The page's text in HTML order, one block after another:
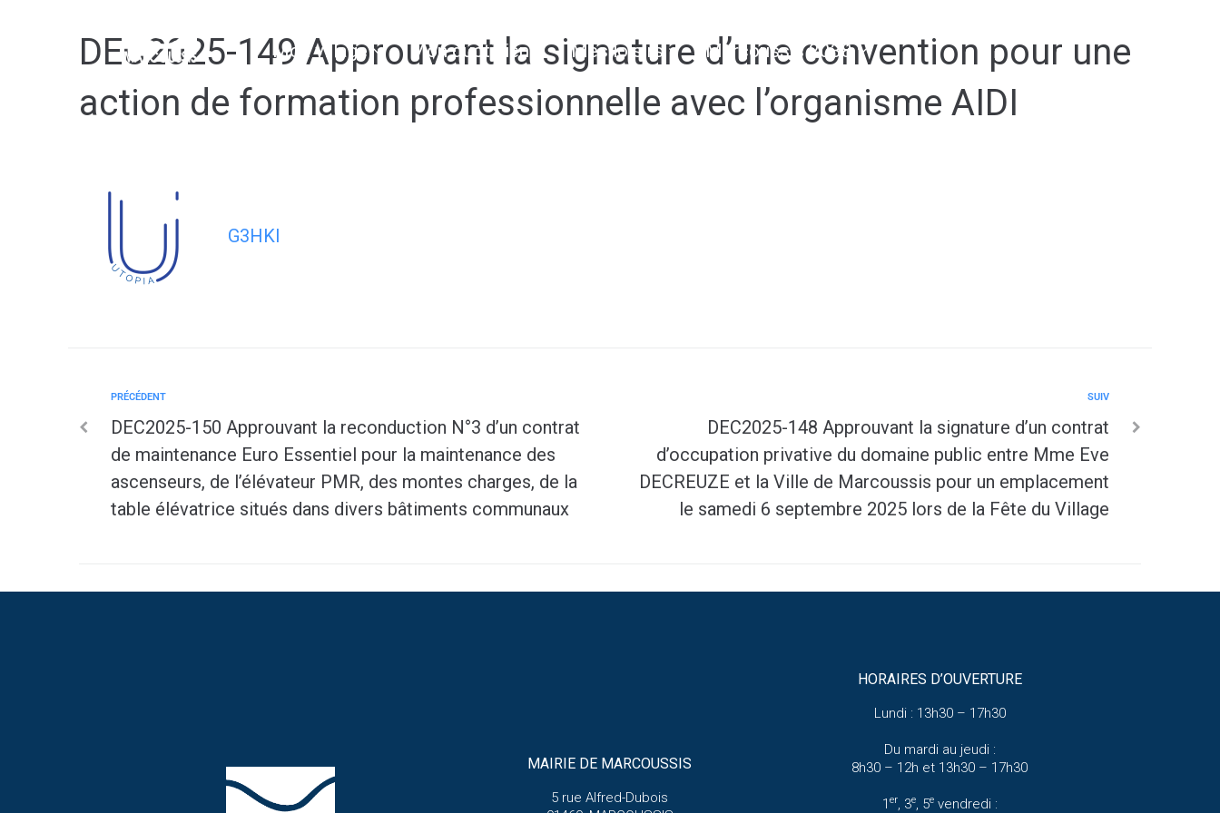
Mon village Mon quotidien Mes loisirs Marcoussis 2038
DEC2025-149 Approuvant la signature d’une convention pour une
action de formation professionnelle avec l’organisme AIDI
G3HKI
PRÉCÉDENT
DEC2025-150 Approuvant la reconduction N°3 d’un contrat
de maintenance Euro Essentiel pour la maintenance des
ascenseurs, de l’élévateur PMR, des montes charges, de la
table élévatrice situés dans divers bâtiments communaux
SUIV
DEC2025-148 Approuvant la signature d’un contrat
d’occupation privative du domaine public entre Mme Eve
DECREUZE et la Ville de Marcoussis pour un emplacement
le samedi 6 septembre 2025 lors de la Fête du Village
MAIRIE DE MARCOUSSIS
5 rue Alfred-Dubois
HORAIRES D’OUVERTURE
Lundi : 13h30 – 17h30
Du mardi au jeudi :
8h30 – 12h et 13h30 – 17h30
1 er, 3e, 5evendredi :